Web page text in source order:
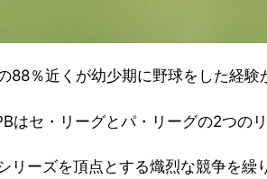
％近くが幼少期に野球をした経験
はセ・リーグとパ・リーグの2つの
ーズを頂点とする熾烈な競争を